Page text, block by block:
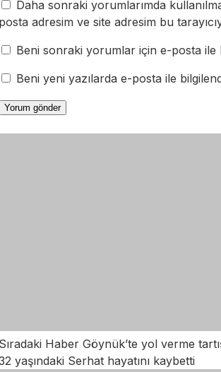
Daha sonraki yorumlarımda
adresim ve site adresim bu
Beni sonraki yorumlar için e-posta ile
Beni yeni yazılarda e-posta ile
Haber Göynük’te yol verme
yaşındaki Serhat hayatını kaybetti